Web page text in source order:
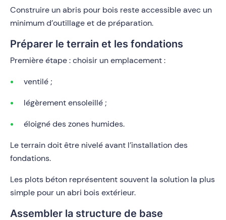
Construire un abris pour bois reste accessible avec un
minimum d’outillage et de préparation.
Préparer le terrain et les fondations
Première étape : choisir un emplacement :
ventilé ;
légèrement ensoleillé ;
éloigné des zones humides.
Le terrain doit être nivelé avant l’installation des
fondations.
Les plots béton représentent souvent la solution la plus
simple pour un abri bois extérieur.
Assembler la structure de base